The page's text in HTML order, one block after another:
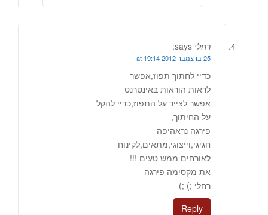
רחלי says:
25 בדצמבר 2012 at 19:14
כדיי לחתוך תפוז,אפשר
לראות הוראות באינטרנט
אפשר לצייר על התפוז,כדיי להקל
על החיתוך,
פירגה נראהיפה
חגיגי,וייצוגי,מתאים,לקינוח
לאורחים ממש טעים !!!
את מקסימה פירגה
רחלי ;) ;)
Reply